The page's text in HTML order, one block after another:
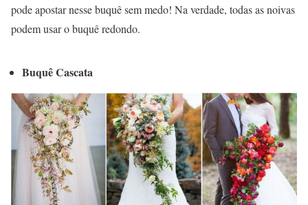
pode apostar nesse buquê sem medo! Na verdade, todas as noivas
podem usar o buquê redondo.
Buquê Cascata